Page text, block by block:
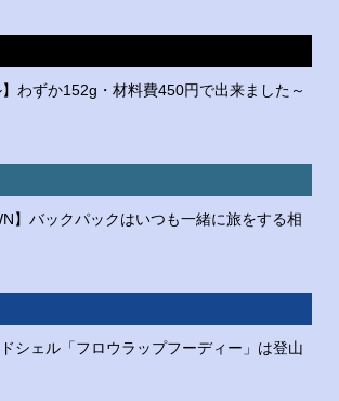
】わずか152g・材料費450円で出来ました～
】バックパックはいつも一緒に旅をする相
シェル「フロウラップフーディー」は登山